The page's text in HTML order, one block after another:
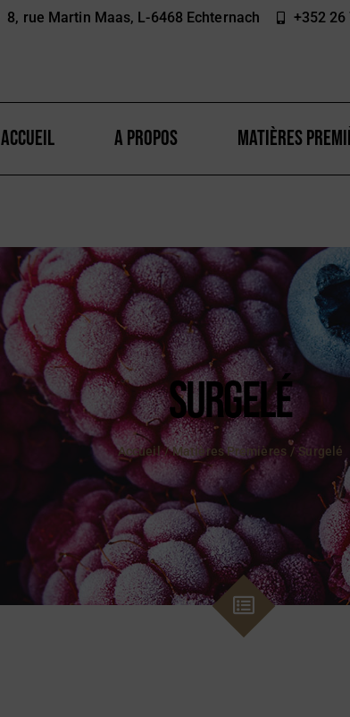
8, rue Martin Maas, L-6468 Echternach +352 26
ACCUEIL A PROPOS MATIÈRES
Surgelé
Accueil Matières Premières Surgelé